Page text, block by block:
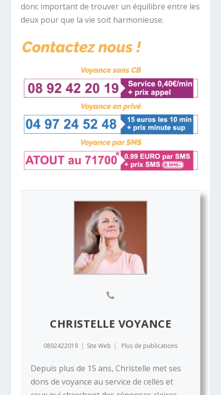
donc important de trouver un équilibre entre les
deux pour que la vie soit harmonieuse.
CHRISTELLE VOYANCE
0892422019 | Site Web | Plus de publications
Depuis plus de 15 ans, Christelle met ses
dons de voyance au service de celles et